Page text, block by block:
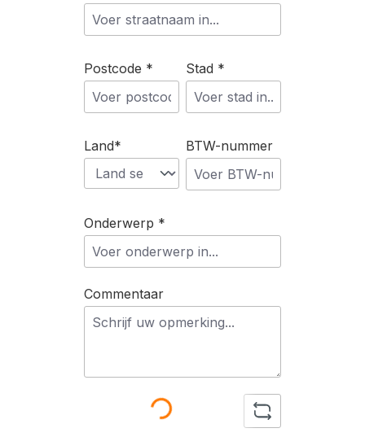
Postcode * Stad *
Land* BTW-nummer
Onderwerp *
Commentaar
Loading...